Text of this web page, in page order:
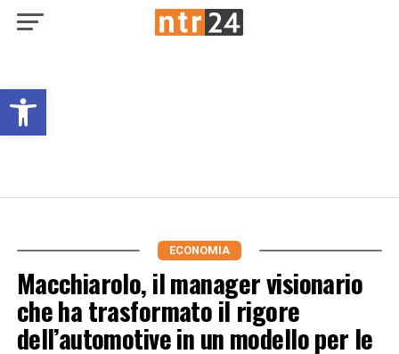
Open toolbar
ECONOMIA
Macchiarolo, il manager visionario
che ha trasformato il rigore
dell’automotive in un modello per le